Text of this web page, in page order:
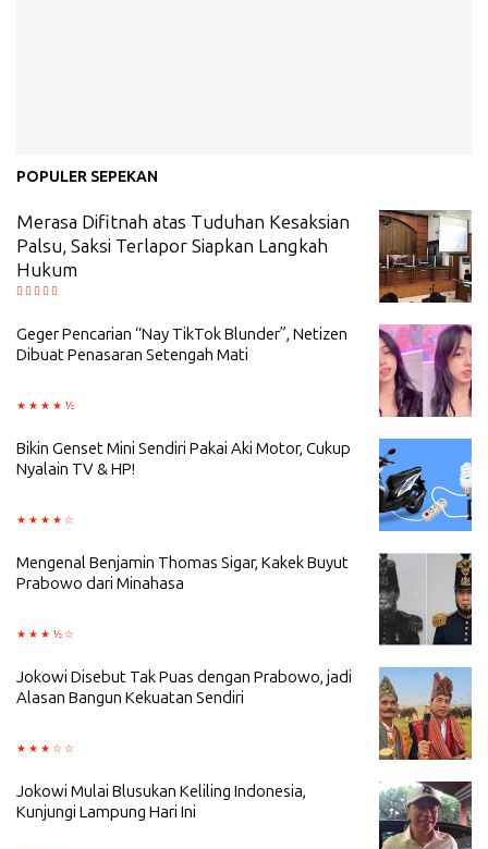
POPULER SEPEKAN
Merasa Difitnah atas Tuduhan Kesaksian
Palsu, Saksi Terlapor Siapkan Langkah
Hukum
Geger Pencarian “Nay TikTok Blunder”, Netizen
Dibuat Penasaran Setengah Mati
Bikin Genset Mini Sendiri Pakai Aki Motor, Cukup
Nyalain TV & HP!
Mengenal Benjamin Thomas Sigar, Kakek Buyut
Prabowo dari Minahasa
Jokowi Disebut Tak Puas dengan Prabowo, jadi
Alasan Bangun Kekuatan Sendiri
Jokowi Mulai Blusukan Keliling Indonesia,
Kunjungi Lampung Hari Ini